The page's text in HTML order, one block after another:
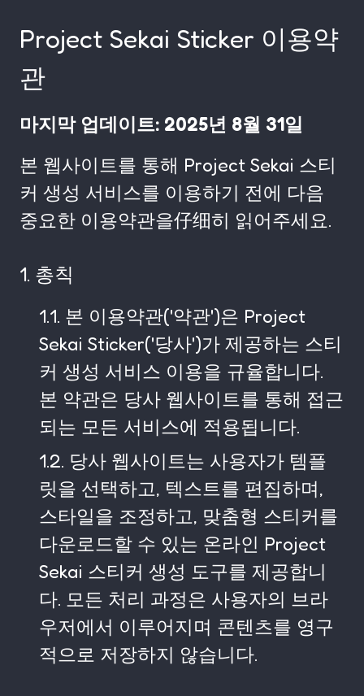
Project Sekai Sticker 이용약
관
마지막 업데이트: 2025년 8월 31일
본 웹사이트를 통해 Project Sekai 스티
커 생성 서비스를 이용하기 전에 다음
중요한 이용약관을仔细히 읽어주세요.
1. 총칙
1.1. 본 이용약관('약관')은 Project
Sekai Sticker('당사')가 제공하는 스티
커 생성 서비스 이용을 규율합니다.
본 약관은 당사 웹사이트를 통해 접근
되는 모든 서비스에 적용됩니다.
1.2. 당사 웹사이트는 사용자가 템플
릿을 선택하고, 텍스트를 편집하며,
스타일을 조정하고, 맞춤형 스티커를
다운로드할 수 있는 온라인 Project
Sekai 스티커 생성 도구를 제공합니
다. 모든 처리 과정은 사용자의 브라
우저에서 이루어지며 콘텐츠를 영구
적으로 저장하지 않습니다.